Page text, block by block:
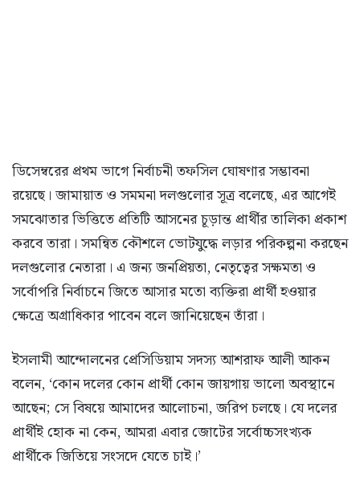
ডিসেম্বরের প্রথম ভাগে নির্বাচনী তফসিল ঘোষণার সম্ভাবনা
রয়েছে। জামায়াত ও সমমনা দলগুলোর সূত্র বলেছে, এর আগেই
সমঝোতার ভিত্তিতে প্রতিটি আসনের চূড়ান্ত প্রার্থীর তালিকা প্রকাশ
করবে তারা। সমন্বিত কৌশলে ভোটযুদ্ধে লড়ার পরিকল্পনা করছেন
দলগুলোর নেতারা। এ জন্য জনপ্রিয়তা, নেতৃত্বের সক্ষমতা ও
সর্বোপরি নির্বাচনে জিতে আসার মতো ব্যক্তিরা প্রার্থী হওয়ার
ক্ষেত্রে অগ্রাধিকার পাবেন বলে জানিয়েছেন তাঁরা।
ইসলামী আন্দোলনের প্রেসিডিয়াম সদস্য আশরাফ আলী আকন
বলেন, ‘কোন দলের কোন প্রার্থী কোন জায়গায় ভালো অবস্থানে
আছেন; সে বিষয়ে আমাদের আলোচনা, জরিপ চলছে। যে দলের
প্রার্থীই হোক না কেন, আমরা এবার জোটের সর্বোচ্চসংখ্যক
প্রার্থীকে জিতিয়ে সংসদে যেতে চাই।’